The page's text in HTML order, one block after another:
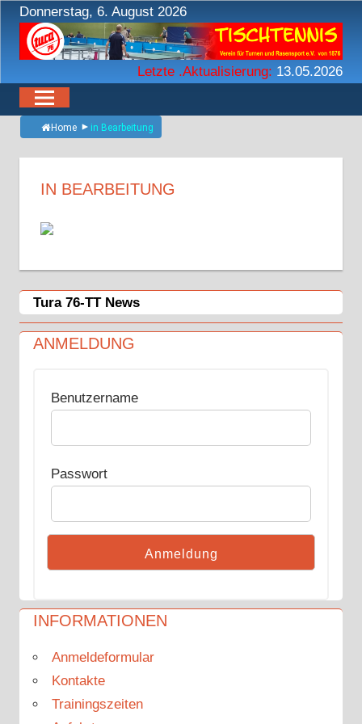
Zum
Inhalt
springen
Donnerstag, 6. August 2026
Letzte .Aktualisierung: 13.05.2026
Home in Bearbeitung
IN BEARBEITUNG
Tura 76-TT News
ANMELDUNG
Benutzername
Passwort
INFORMATIONEN
Anmeldeformular
Kontakte
Trainingszeiten